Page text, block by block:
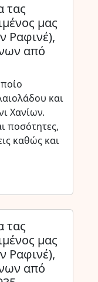
τας
μας
Ραφινέ),
από
και
Χανίων.
ποσότητες,
καθώς και
τας
μας
Ραφινέ),
από